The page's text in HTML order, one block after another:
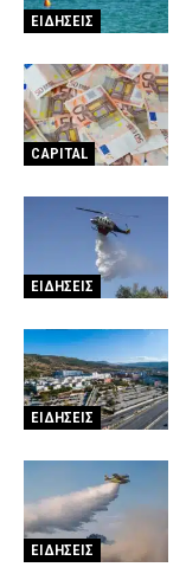
ΕΙΔΗΣΕΙΣ
CAPITAL
ΕΙΔΗΣΕΙΣ
ΕΙΔΗΣΕΙΣ
ΕΙΔΗΣΕΙΣ